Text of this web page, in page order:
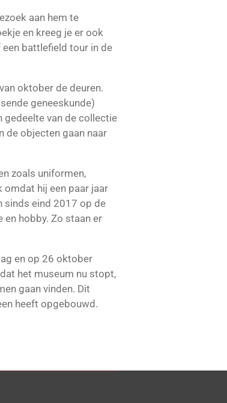
aan hem te
en kreeg je er ook
een battlefield tour in de
oktober de deuren.
geneeskunde)
gedeelte van de collectie
de objecten gaan naar
zoals uniformen,
omdat hij een paar jaar
sinds eind 2017 op de
en hobby. Zo staan er
en op 26 oktober
het museum nu stopt,
gaan vinden. Dit
heeft opgebouwd.